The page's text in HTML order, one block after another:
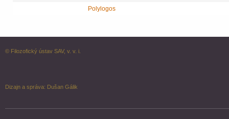
Polylogos
© Filozofický ústav SAV, v. v. i.
Dizajn a správa: Dušan Gálik